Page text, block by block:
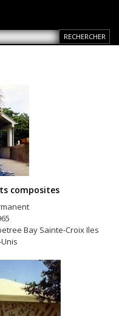
composites
Bay Sainte-Croix Iles